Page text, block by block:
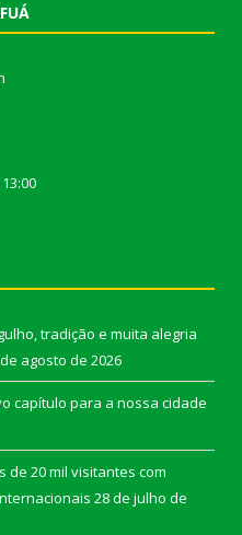
tradição e muita alegria
agosto de 2026
capítulo para a nossa cidade
de 20 mil visitantes com
28 de julho de